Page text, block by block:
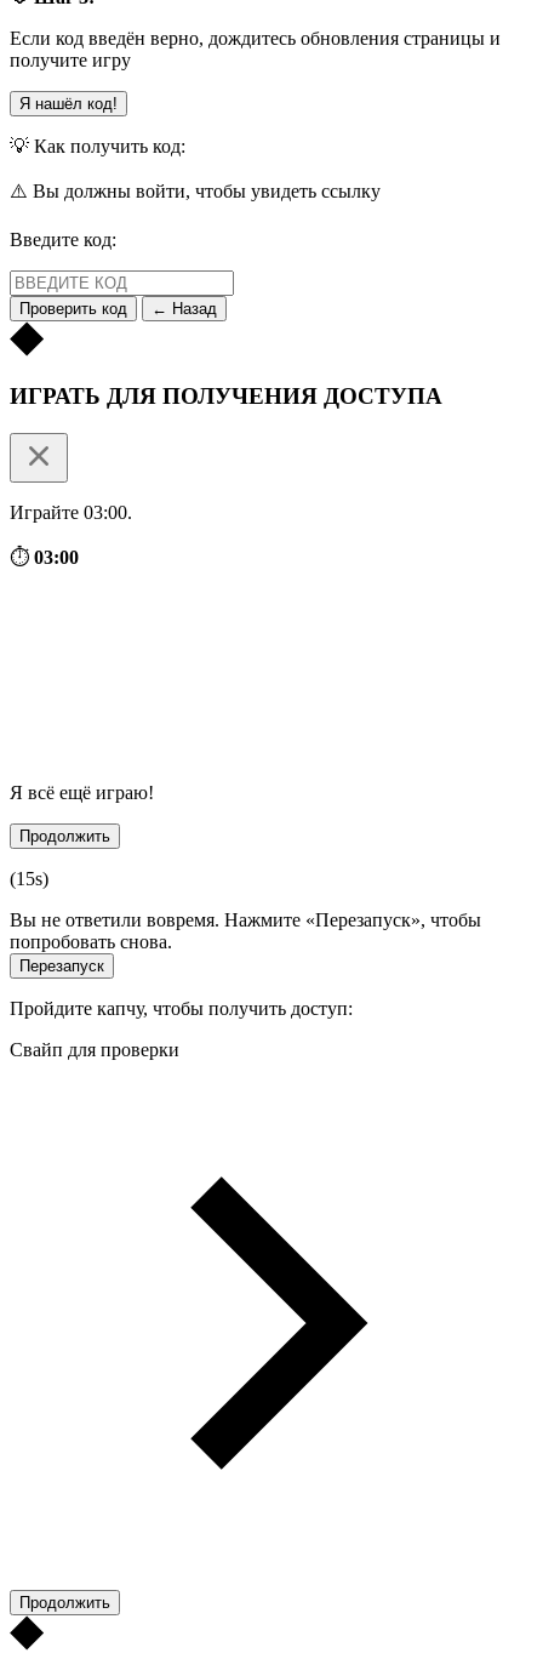
Если код введён верно, дождитесь обновления страницы и
получите игру
Я нашёл код!
💡 Как получить код:
⚠️ Вы должны войти, чтобы увидеть ссылку
Введите код:
Проверить код ← Назад
ИГРАТЬ ДЛЯ ПОЛУЧЕНИЯ ДОСТУПА
Играйте 03:00.
⏱ 03:00
Я всё ещё играю!
Продолжить
(15s)
Вы не ответили вовремя. Нажмите «Перезапуск», чтобы
попробовать снова.
Перезапуск
Пройдите капчу, чтобы получить доступ:
Свайп для проверки
Продолжить